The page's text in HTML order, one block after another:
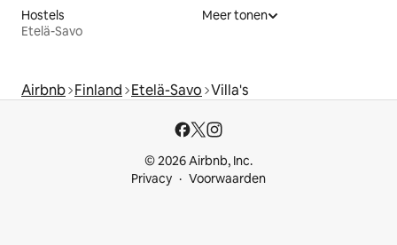
Hostels
Etelä-Savo
Meer tonen
Airbnb Finland Etelä-Savo Villa's
© 2026 Airbnb, Inc.
Privacy
Voorwaarden